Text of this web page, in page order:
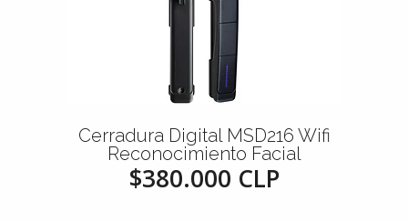
Cerradura Digital MSD216 Wifi
Reconocimiento Facial
$380.000 CLP